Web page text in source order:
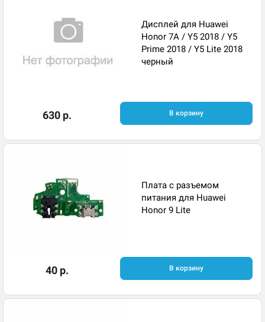
Дисплей для Huawei
Honor 7A / Y5 2018 / Y5
Prime 2018 / Y5 Lite 2018
черный
630 р. В корзину
Плата с разъемом
питания для Huawei
Honor 9 Lite
40 р. В корзину